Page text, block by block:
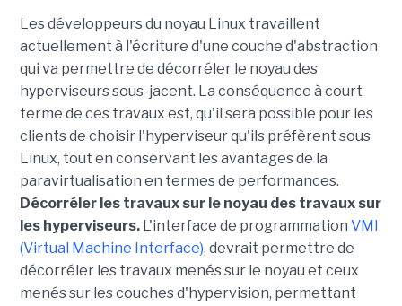
Les développeurs du noyau Linux travaillent
actuellement à l'écriture d'une couche d'abstraction
qui va permettre de décorréler le noyau des
hyperviseurs sous-jacent. La conséquence à court
terme de ces travaux est, qu'il sera possible pour les
clients de choisir l'hyperviseur qu'ils préfèrent sous
Linux, tout en conservant les avantages de la
paravirtualisation en termes de performances.
Décorréler les travaux sur le noyau des travaux sur
les hyperviseurs.L'interface de programmation VMI
(Virtual Machine Interface), devrait permettre de
décorréler les travaux menés sur le noyau et ceux
menés sur les couches d'hypervision, permettant